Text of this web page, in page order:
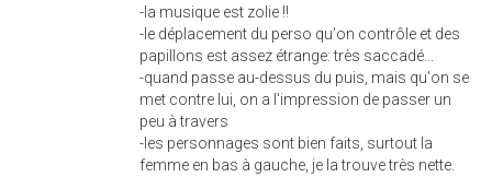
-la musique est zolie !!
-le déplacement du perso qu'on contrôle et des
papillons est assez étrange: très saccadé...
-quand passe au-dessus du puis, mais qu'on se
met contre lui, on a l'impression de passer un
peu à travers
-les personnages sont bien faits, surtout la
femme en bas à gauche, je la trouve très nette.